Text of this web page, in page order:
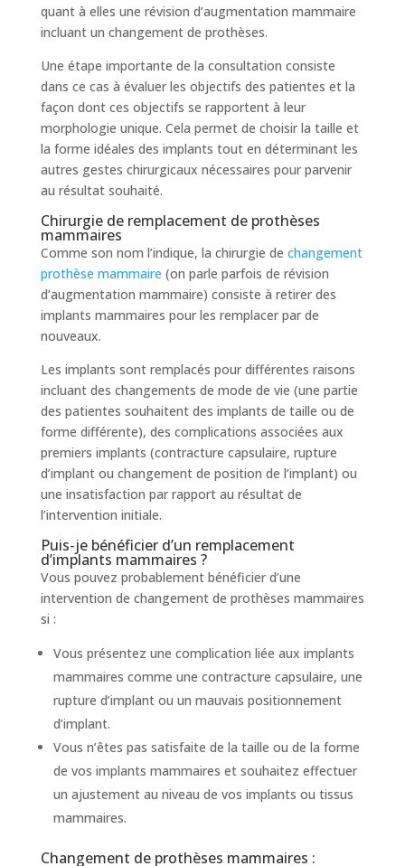
quant à elles une révision d’augmentation mammaire
incluant un changement de prothèses.
Une étape importante de la consultation consiste
dans ce cas à évaluer les objectifs des patientes et la
façon dont ces objectifs se rapportent à leur
morphologie unique. Cela permet de choisir la taille et
la forme idéales des implants tout en déterminant les
autres gestes chirurgicaux nécessaires pour parvenir
au résultat souhaité.
Chirurgie de remplacement de prothèses
mammaires
Comme son nom l’indique, la chirurgie de changement
prothèse mammaire (on parle parfois de révision
d’augmentation mammaire) consiste à retirer des
implants mammaires pour les remplacer par de
nouveaux.
Les implants sont remplacés pour différentes raisons
incluant des changements de mode de vie (une partie
des patientes souhaitent des implants de taille ou de
forme différente), des complications associées aux
premiers implants (contracture capsulaire, rupture
d’implant ou changement de position de l’implant) ou
une insatisfaction par rapport au résultat de
l’intervention initiale.
Puis-je bénéficier d’un remplacement
d’implants mammaires ?
Vous pouvez probablement bénéficier d’une
intervention de changement de prothèses mammaires
si :
Vous présentez une complication liée aux implants
mammaires comme une contracture capsulaire, une
rupture d’implant ou un mauvais positionnement
d’implant.
Vous n’êtes pas satisfaite de la taille ou de la forme
de vos implants mammaires et souhaitez effectuer
un ajustement au niveau de vos implants ou tissus
mammaires.
Changement de prothèses mammaires :